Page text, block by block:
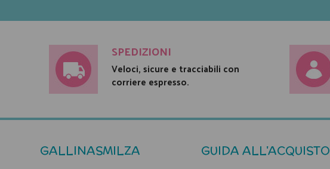
SPEDIZIONI
Veloci, sicure e tracciabili con
corriere espresso.
GALLINASMILZA GUIDA ALL'ACQUISTO